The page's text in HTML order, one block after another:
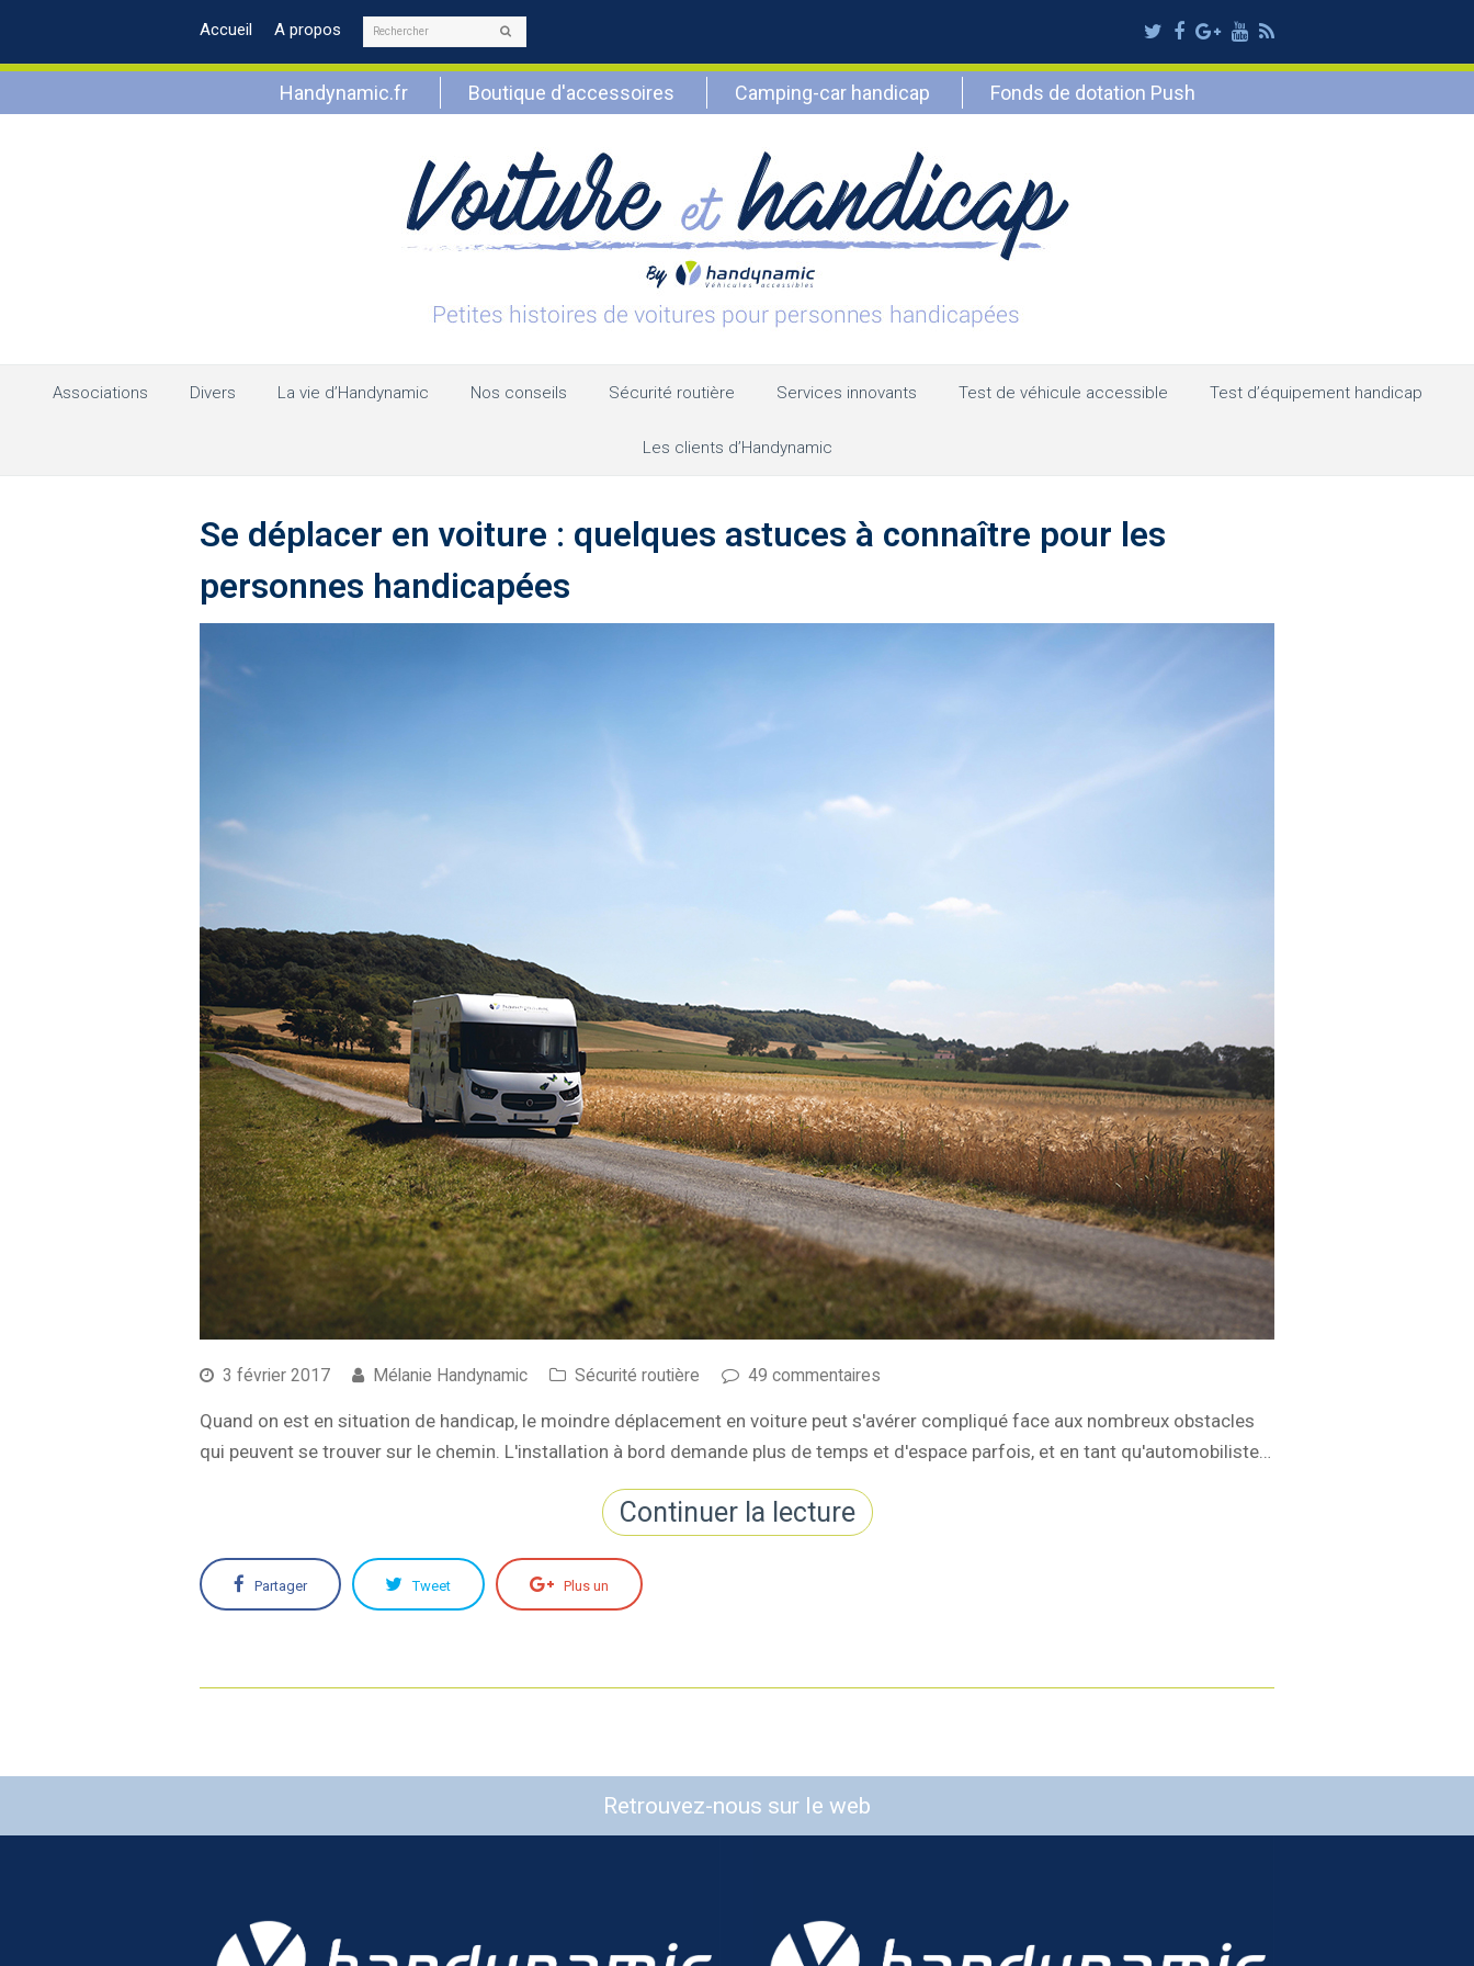
Accueil A propos Rechercher Twitter
Facebook
Google
Plus
Youtube
RSS
Handynamic.fr Boutique d'accessoires Camping-car handicap Fonds de dotation Push
Associations Divers La vie d’Handynamic Nos conseils Sécurité routière Services innovants Test de véhicule accessible Test d’équipement handicap
Les clients d’Handynamic
Se déplacer en voiture : quelques astuces à connaître pour les
personnes handicapées
3 février 2017 Mélanie Handynamic Sécurité routière 49 commentaires
Quand on est en situation de handicap, le moindre déplacement en voiture peut s'avérer compliqué face aux nombreux obstacles
qui peuvent se trouver sur le chemin. L'installation à bord demande plus de temps et d'espace parfois, et en tant qu'automobiliste…
Continuer la lecture
Partager Tweet Plus un
Retrouvez-nous sur le web